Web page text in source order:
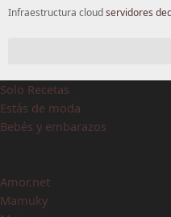
Infraestructura cloudservidores
Solo Recetas
Estás de moda
Bebés y embarazos
Amor.net
Mamuky